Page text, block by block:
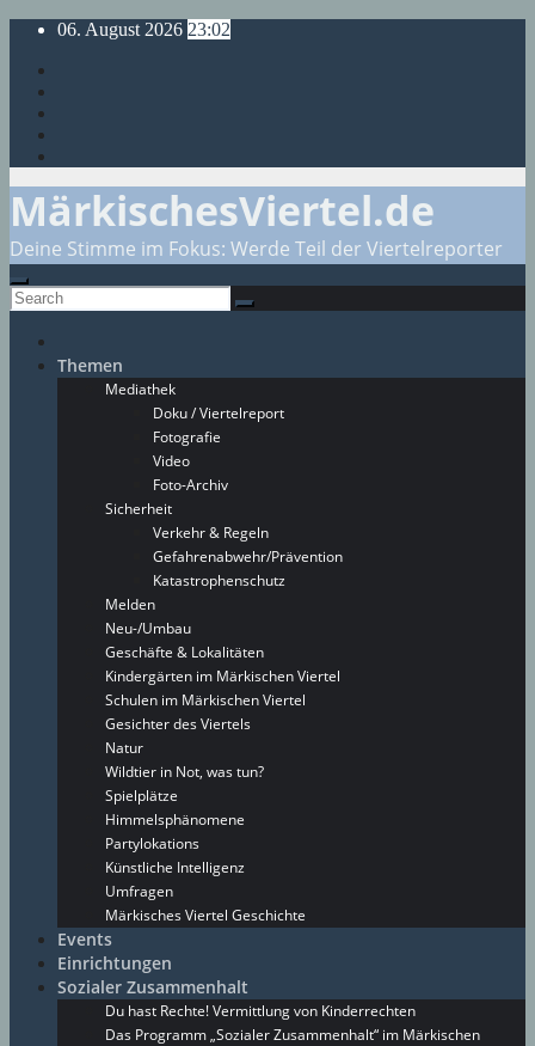
Skip
content
06. August 2026 23:02
MärkischesViertel.de
Deine Stimme im Fokus: Werde Teil der Viertelreporter
Themen
Mediathek
Doku / Viertelreport
Fotografie
Video
Foto-Archiv
Sicherheit
Verkehr & Regeln
Gefahrenabwehr/Prävention
Katastrophenschutz
Melden
Neu-/Umbau
Geschäfte & Lokalitäten
Kindergärten im Märkischen Viertel
Schulen im Märkischen Viertel
Gesichter des Viertels
Natur
Wildtier in Not, was tun?
Spielplätze
Himmelsphänomene
Partylokations
Künstliche Intelligenz
Umfragen
Märkisches Viertel Geschichte
Events
Einrichtungen
Sozialer Zusammenhalt
Du hast Rechte! Vermittlung von Kinderrechten
Das Programm „Sozialer Zusammenhalt“ im Märkischen